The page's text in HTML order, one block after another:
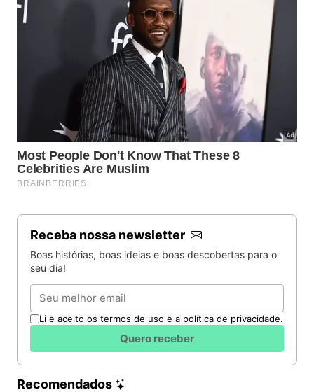
Receba nossa newsletter
Boas histórias, boas ideias e boas descobertas para o
seu dia!
Email
Li e aceito os termos de uso e a política de privacidade.
Quero receber
Recomendados